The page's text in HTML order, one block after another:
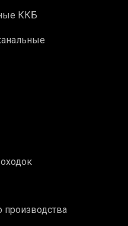
ККБ
производства